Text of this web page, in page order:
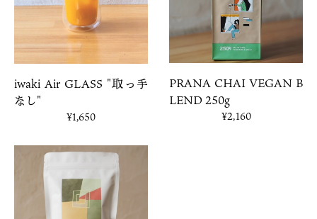
iwaki Air GLASS "取っ手
なし"
¥1,650
PRANA CHAI VEGAN B
LEND 250g
¥2,160